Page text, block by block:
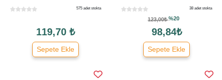
575 adet stokta
119,70 ₺
Sepete Ekle
38 adet stokta
123,00₺%20
98,84₺
Sepete Ekle